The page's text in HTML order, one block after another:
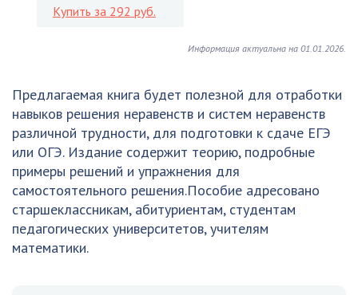
Купить за 292 руб.
Информация актуальна на 01.01.2026.
Предлагаемая книга будет полезной для отработки
навыков решения неравенств и систем неравенств
различной трудности, для подготовки к сдаче ЕГЭ
или ОГЭ. Издание содержит теорию, подробные
примеры решений и упражнения для
самостоятельного решения.Пособие адресовано
старшеклассникам, абитуриентам, студентам
педагогических университетов, учителям
математики.